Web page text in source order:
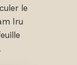
le
Iru